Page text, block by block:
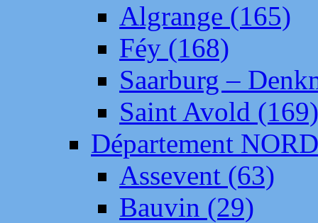
Algrange (165)
Féy (168)
Saarburg –
Saint Avold (169)
Département NORD
Assevent (63)
Bauvin (29)